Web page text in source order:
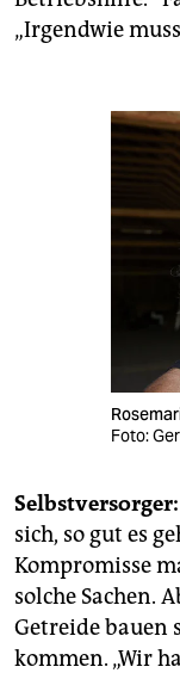
„Irgendwie
Foto:
Selbstversorger:
sich, so gut es
Kompromisse
solche Sachen.
Getreide bauen
kommen. „Wir